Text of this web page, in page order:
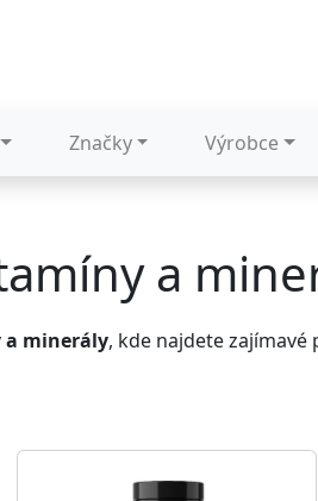
Značky Výrobce
a
minerály, kde najdete zajímavé